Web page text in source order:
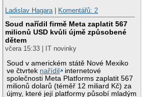
Ladislav Hagara| Komentářů: 2
Soud nařídil firmě Meta zaplatit 567
milionů USD kvůli újmě způsobené
dětem
včera 15:33 | IT novinky
Soud v americkém státě Nové Mexiko
ve čtvrtek nařídil
internetové
společnosti Meta Platforms zaplatit 567
milionů dolarů (téměř 12 miliard Kč) za
újmy, které její platformy působí mladým